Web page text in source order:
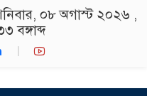
০৮ অগাস্ট ২০২৬ ,
বঙ্গাব্দ